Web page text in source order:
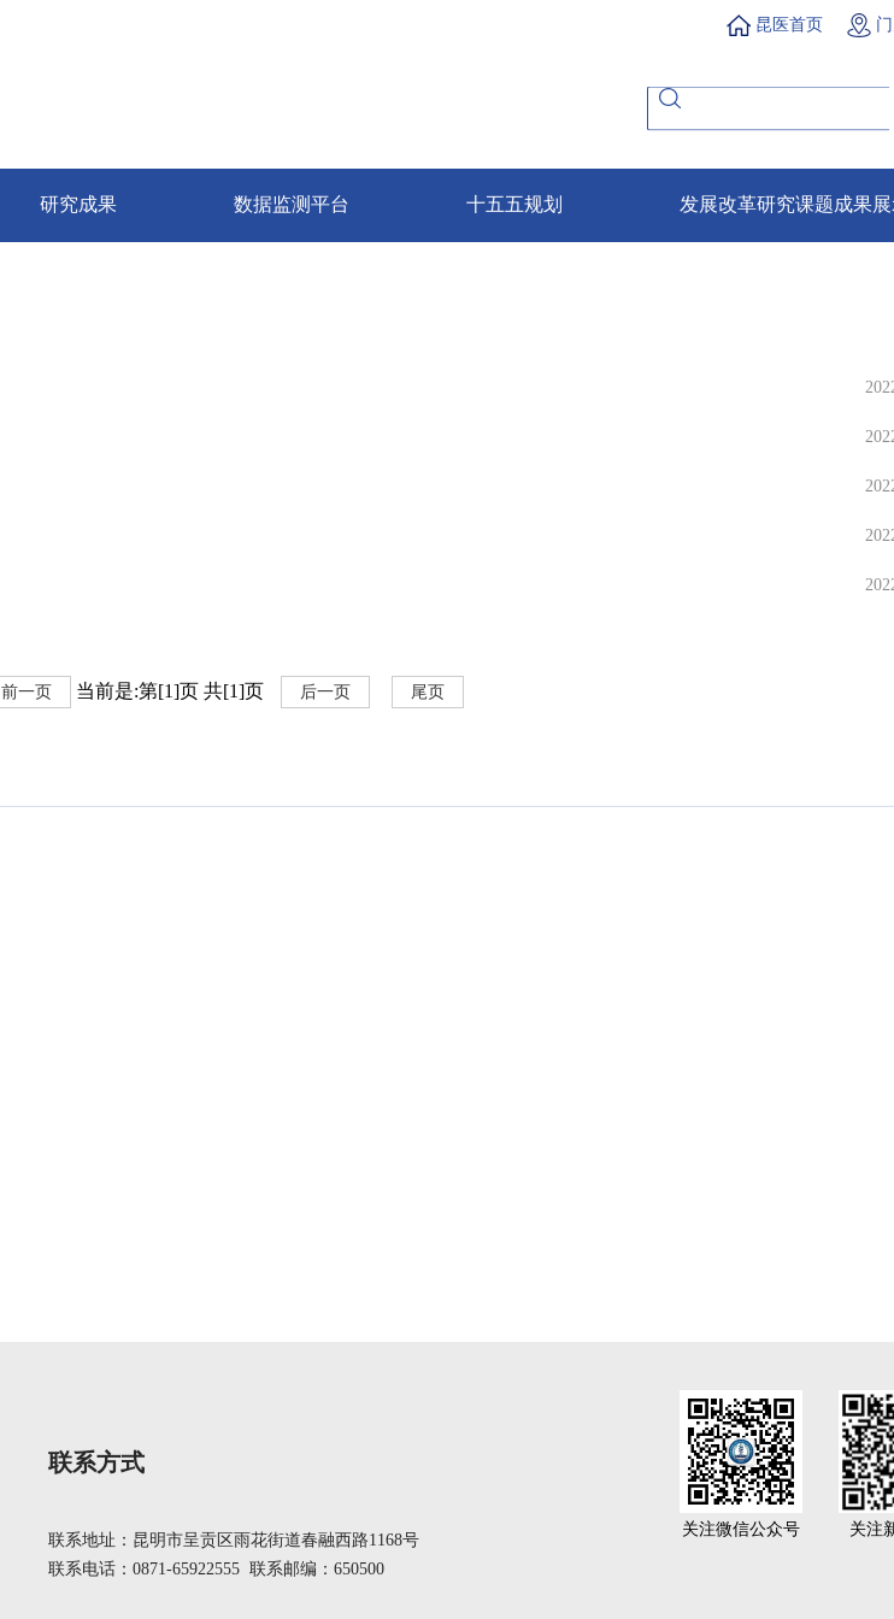
昆医首页
研究成果 数据监测平台 十五五规划 发展改革研究课题成果
前一页 当前是:第[1]页 共[1]页 后一页 尾页
联系方式
联系地址：昆明市呈贡区雨花街道春融西路1168号
联系电话：0871-65922555 联系邮编：650500
关注微信公众号 关注